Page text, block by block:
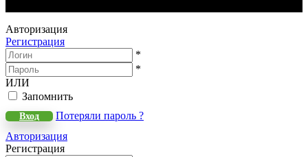
Авторизация
Регистрация
*
*
ИЛИ
Запомнить
Вход
Потеряли пароль ?
Авторизация
Регистрация